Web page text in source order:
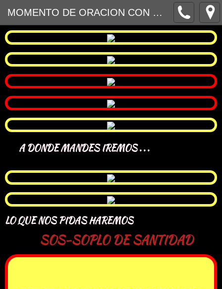
MOMENTO DE ORACION CON EL ESPIRITU SANTO 2
A DONDE MANDES IREMOS . . .
LO QUE NOS PIDAS HAREMOS
SOS-SOPLO DE SANTIDAD